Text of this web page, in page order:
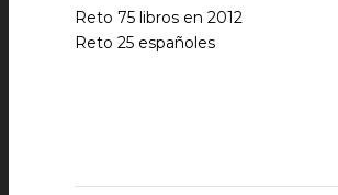
Reto 75 libros en 2012
Reto 25 españoles